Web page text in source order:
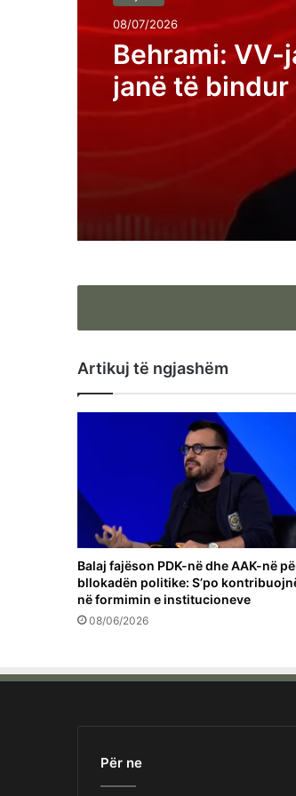
08/07/2026
Behrami: VV-
janë të
Kosovës
Artikuj të ngjashëm
Balaj fajëson PDK-në dhe AAK-në
bllokadën politike: S’po
në formimin e institucioneve
08/06/2026
Për ne